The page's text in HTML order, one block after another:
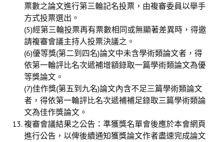
歷年大專學生獎勵金得獎人
歷年論文獎得獎人
歷年傑出服務貢獻獎得獎人
歷年保安獎章得獎人
榮譽榜
本會榮獲內政部104年全國性社會暨職業團體工作品鑑「甲等獎」
本會朱前理事長榮獲2012年第30屆國家傑出總經理獎
票數之論文進行第三輪記名投票，由複審委員以舉手
方式投票選出。
(5)經第三輪投票再有票數相同或無顯著差異時，得邀
請複審會議主持人投票決議之。
(6)優等獎(第二到四名)論文中未含學術類論文者，得
依第一輪評比名次遞補增額錄取一篇學術類論文為優
等獎論文。
(7)佳作獎(第五到九名)論文內含不足三篇學術類論文
者，得依第一輪評比名次遞補補足錄取三篇學術類論
文為佳作獎論文。
複審會議結果之公告：準獲獎名單會後應於本會網頁
進行公告，以俾後續通知獲獎論文作者盡速完成論文